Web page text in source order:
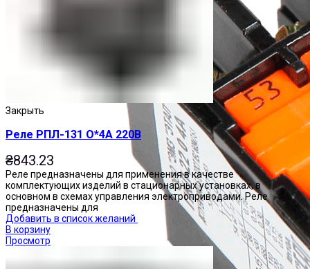
Закрыть
Реле РПЛ-131 О*4А 220В
₴843.23
Реле предназначены для применения в качестве
комплектующих изделий в стационарных установках, в
основном в схемах управления электроприводами. Реле
предназначены для
Добавить в список желаний
В корзину
Просмотр